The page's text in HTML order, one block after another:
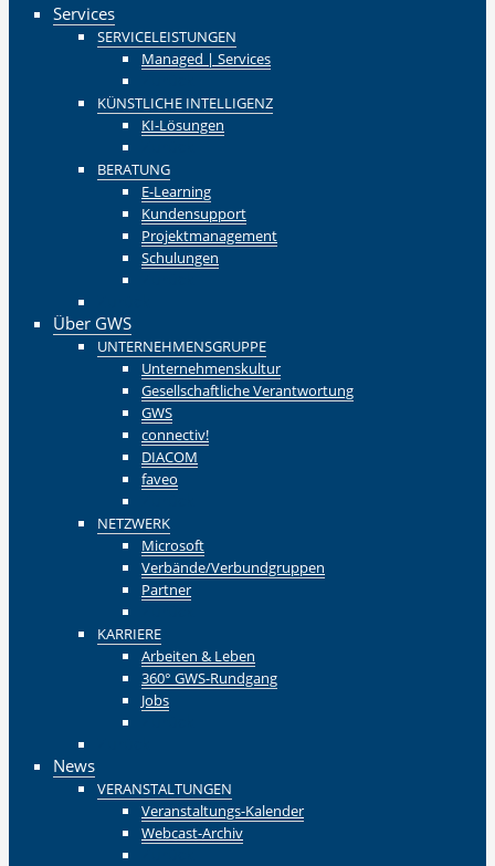
Services
SERVICELEISTUNGEN
Managed | Services
KÜNSTLICHE INTELLIGENZ
KI-Lösungen
BERATUNG
E-Learning
Kundensupport
Projektmanagement
Schulungen
Über GWS
UNTERNEHMENSGRUPPE
Unternehmenskultur
Gesellschaftliche Verantwortung
GWS
connectiv!
DIACOM
faveo
NETZWERK
Microsoft
Verbände/Verbundgruppen
Partner
KARRIERE
Arbeiten & Leben
360° GWS-Rundgang
Jobs
News
VERANSTALTUNGEN
Veranstaltungs-Kalender
Webcast-Archiv